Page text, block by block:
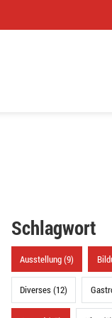
Schlagwort
Ausstellung (9)
Diverses (12)